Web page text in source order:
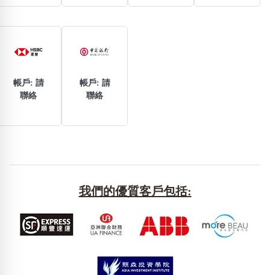
幸運號分類
幸運分類
包含數字
清除全部分類
搜尋
帳戶: 請
聯絡
帳戶: 請
聯絡
我們的優質客戶包括: